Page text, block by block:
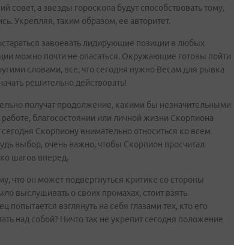
совет, а звезды гороскопа будут способствовать тому,
Укрепляя, таким образом, ее авторитет.
завоевать лидирующие позиции в любых
можно почти не опасаться. Окружающие готовы пойти
словами, все, что сегодня нужно Весам для рывка
решительно действовать!
получат продолжение, какими бы незначительными
благосостоянии или личной жизни Скорпиона
Скорпиону внимательно относиться ко всем
выбор, очень важно, чтобы Скорпион просчитал
шагов вперед.
что он может подвергнуться критике со стороны
выслушивать о своих промахах, стоит взять
взглянуть на себя глазами тех, кто его
над собой? Ничто так не укрепит сегодня положение